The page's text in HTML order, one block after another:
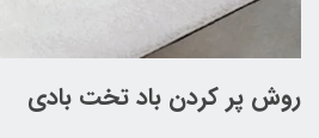
روش پر کردن باد تخت بادی